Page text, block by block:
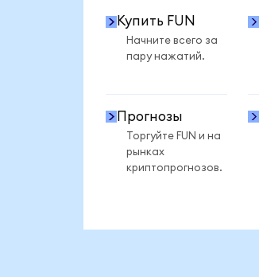
Купить FUN
Начните всего за
пару нажатий.
Прогнозы
Торгуйте FUN и на
рынках
криптопрогнозов.